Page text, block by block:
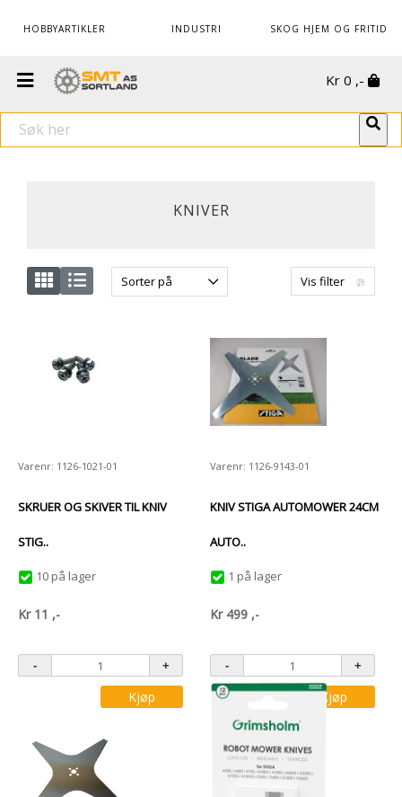
HOBBYARTIKLER INDUSTRI SKOG HJEM OG FRITID
Kr 0 ,-
KNIVER
Vis filter
Sorter på
Varenr: 1126-1021-01
SKRUER OG SKIVER TIL KNIV
STIG..
10 på lager
Kr 11 ,-
Kjøp
Varenr: 1126-9143-01
KNIV STIGA AUTOMOWER 24CM
AUTO..
1 på lager
Kr 499 ,-
Kjøp